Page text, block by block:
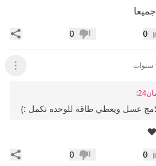
0 عدم إعجاب
0
عرض
:
عسل ويعطي طاقه للوحده تكمل :)
0 عدم إعجاب
0